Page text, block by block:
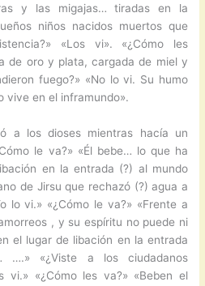
y las migajas… tiradas en la
niños nacidos muertos que
«Los vi». «¿Cómo les
de oro y plata, cargada de miel y
fuego?» «No lo vi. Su humo
vive en el inframundo».
a los dioses mientras hacía un
le va?» «Él bebe… lo que ha
en la entrada (?) al mundo
de Jirsu que rechazó (?) agua a
lo vi.» «¿Cómo le va?» «Frente a
, y su espíritu no puede ni
el lugar de libación en la entrada
«¿Viste a los ciudadanos
vi.» «¿Cómo les va?» «Beben el